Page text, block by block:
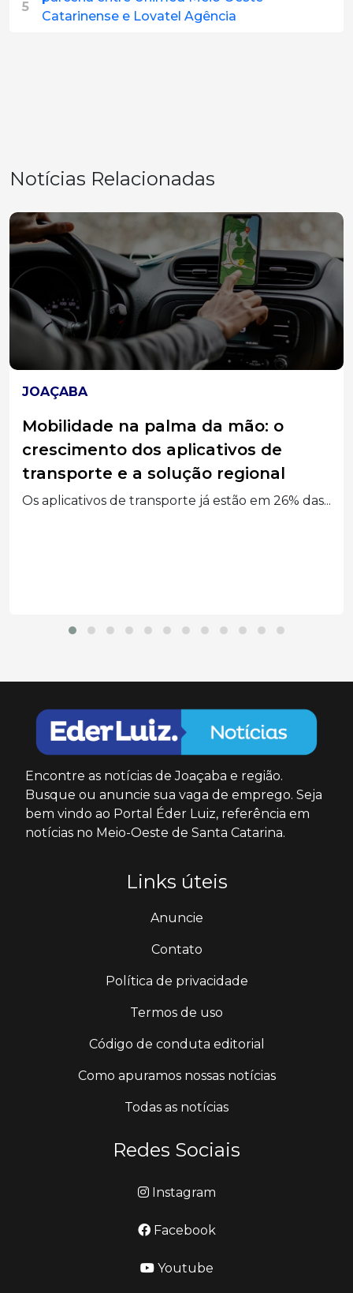
5
Catarinense e Lovatel Agência
Notícias Relacionadas
JOAÇABA
Tiro de Guerra de Joaçaba realiza
“Campo da Boina” e intensifica
formação de atiradores
O Tiro de Guerra 05-008 de Joaçaba concluiu o...
Encontre as notícias de Joaçaba e região.
Busque ou anuncie sua vaga de emprego. Seja
bem vindo ao Portal Éder Luiz, referência em
notícias no Meio-Oeste de Santa Catarina.
Links úteis
Anuncie
Contato
Política de privacidade
Termos de uso
Código de conduta editorial
Como apuramos nossas notícias
Todas as notícias
Redes Sociais
Instagram
Facebook
Youtube